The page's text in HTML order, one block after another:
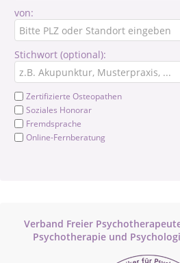
von:
Stichwort (optional):
Zertifizierte Osteopathen
Soziales Honorar
Fremdsprache
Online-Fernberatung
Verband Freier
Psychotherapie und